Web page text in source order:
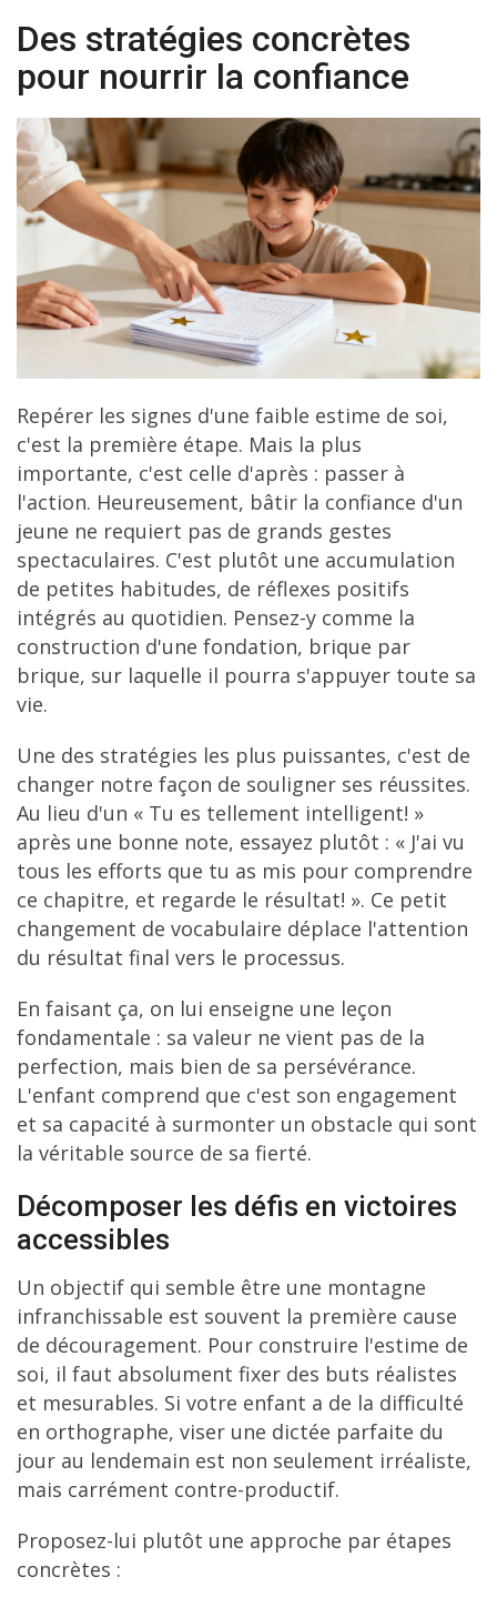
Des stratégies concrètes
pour nourrir la confiance
Repérer les signes d'une faible estime de soi,
c'est la première étape. Mais la plus
importante, c'est celle d'après : passer à
l'action. Heureusement, bâtir la confiance d'un
jeune ne requiert pas de grands gestes
spectaculaires. C'est plutôt une accumulation
de petites habitudes, de réflexes positifs
intégrés au quotidien. Pensez-y comme la
construction d'une fondation, brique par
brique, sur laquelle il pourra s'appuyer toute sa
vie.
Une des stratégies les plus puissantes, c'est de
changer notre façon de souligner ses réussites.
Au lieu d'un « Tu es tellement intelligent! »
après une bonne note, essayez plutôt : « J'ai vu
tous les efforts que tu as mis pour comprendre
ce chapitre, et regarde le résultat! ». Ce petit
changement de vocabulaire déplace l'attention
du résultat final vers le processus.
En faisant ça, on lui enseigne une leçon
fondamentale : sa valeur ne vient pas de la
perfection, mais bien de sa persévérance.
L'enfant comprend que c'est son engagement
et sa capacité à surmonter un obstacle qui sont
la véritable source de sa fierté.
Décomposer les défis en victoires
accessibles
Un objectif qui semble être une montagne
infranchissable est souvent la première cause
de découragement. Pour construire l'estime de
soi, il faut absolument fixer des buts réalistes
et mesurables. Si votre enfant a de la difficulté
en orthographe, viser une dictée parfaite du
jour au lendemain est non seulement irréaliste,
mais carrément contre-productif.
Proposez-lui plutôt une approche par étapes
concrètes :